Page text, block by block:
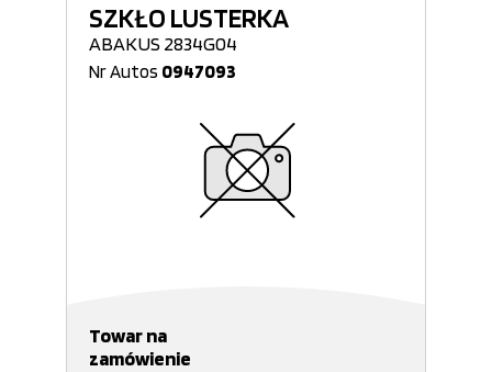
SZKŁO LUSTERKA
ABAKUS 2834G04
Nr Autos 0947093
Towar na
zamówienie